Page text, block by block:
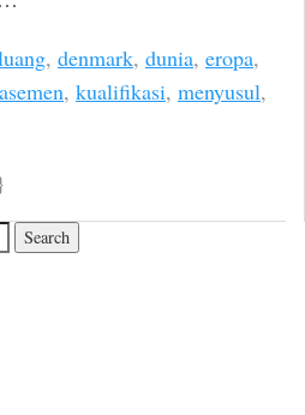
, denmark, dunia, eropa,
, kualifikasi, menyusul,